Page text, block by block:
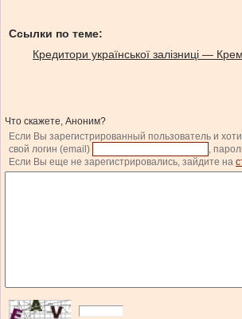
Ссылки по теме:
Кредитори української залізниці —
Что скажете, Аноним?
Если Вы зарегистрированный пользователь и
свой логин (email)
,
Если Вы еще не зарегистрировались, зайдите на